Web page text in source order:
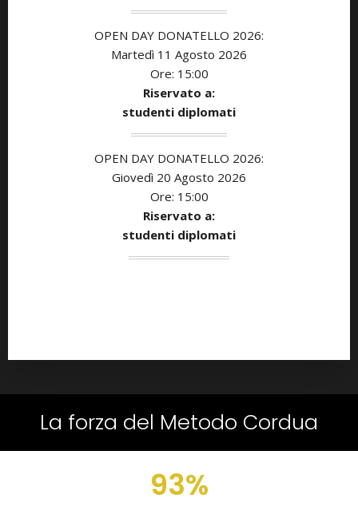
OPEN DAY DONATELLO 2026:
Martedì 11 Agosto 2026
Ore: 15:00
Riservato a:
studenti diplomati
OPEN DAY DONATELLO 2026:
Giovedì 20 Agosto 2026
Ore: 15:00
Riservato a:
studenti diplomati
La forza del Metodo Cordua
93%